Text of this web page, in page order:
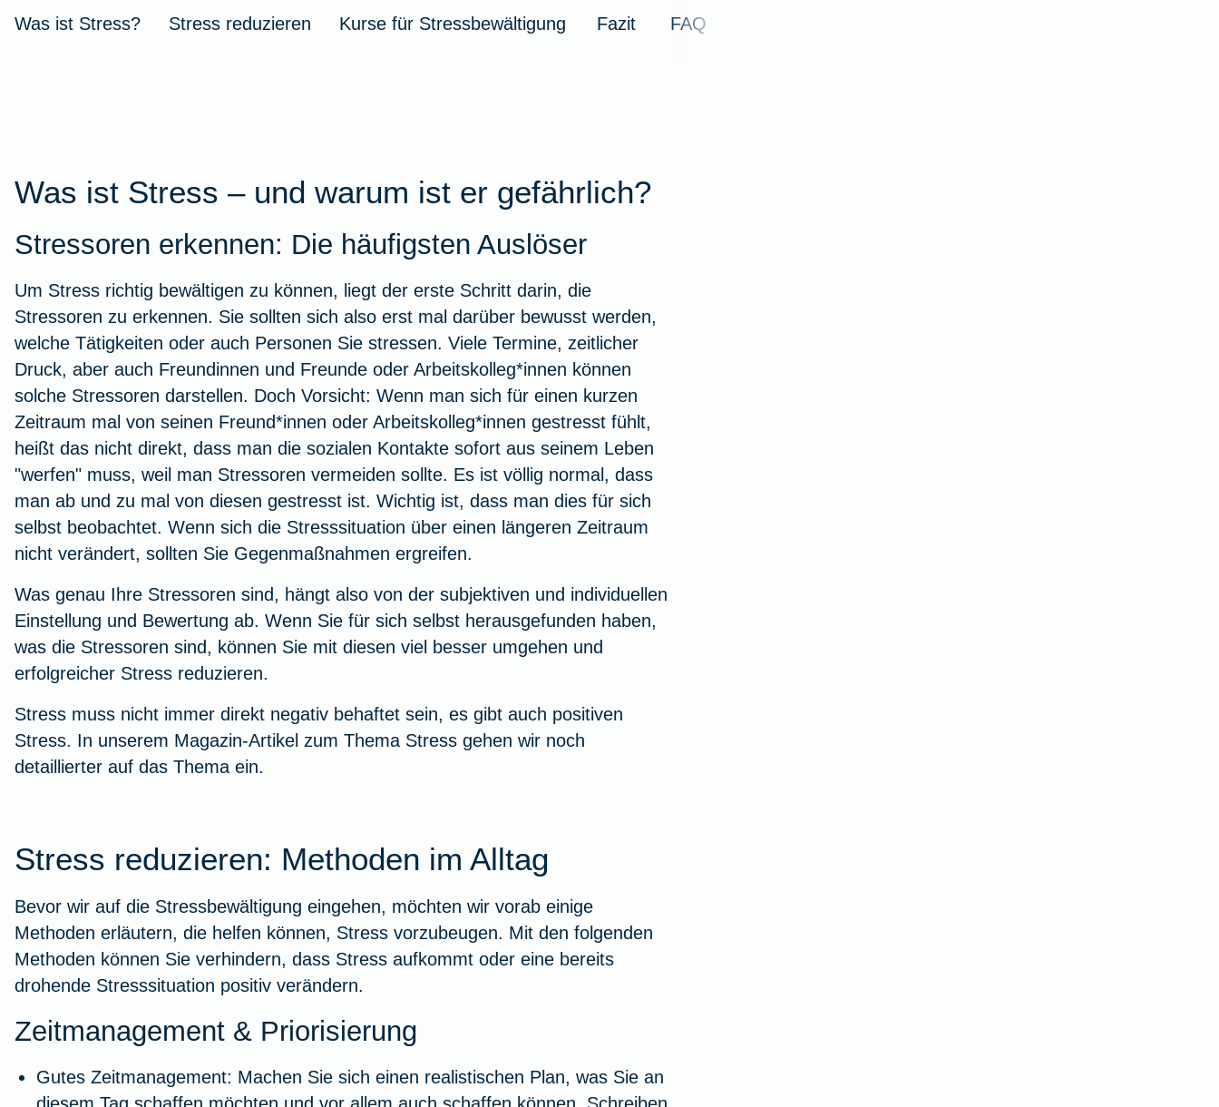
Stressbewältigung
Krankenhaus
Fitness
Eisenmangel
Gesunde Ernährung
Workout im Homeoffice
Zur Artikelübersicht
Urlaub mit Kindern KFZ-Versicherung im Ausland
Wurmkur bei Katzen Insektenschutz für's Pferd
Kindersicherheit im Herbst
Zur Artikelübersicht Zur Artikelübersicht
Was ist Stress? Stress reduzieren Kurse für Stressbewältigung Fazit FAQ
Was ist Stress – und warum ist er gefährlich?
Stressoren erkennen: Die häufigsten Auslöser
Um Stress richtig bewältigen zu können, liegt der erste Schritt darin, die
Stressoren zu erkennen. Sie sollten sich also erst mal darüber bewusst werden,
welche Tätigkeiten oder auch Personen Sie stressen. Viele Termine, zeitlicher
Druck, aber auch Freundinnen und Freunde oder Arbeitskolleg*innen können
solche Stressoren darstellen. Doch Vorsicht: Wenn man sich für einen kurzen
Zeitraum mal von seinen Freund*innen oder Arbeitskolleg*innen gestresst fühlt,
heißt das nicht direkt, dass man die sozialen Kontakte sofort aus seinem Leben
"werfen" muss, weil man Stressoren vermeiden sollte. Es ist völlig normal, dass
man ab und zu mal von diesen gestresst ist. Wichtig ist, dass man dies für sich
selbst beobachtet. Wenn sich die Stresssituation über einen längeren Zeitraum
nicht verändert, sollten Sie Gegenmaßnahmen ergreifen.
Was genau Ihre Stressoren sind, hängt also von der subjektiven und individuellen
Einstellung und Bewertung ab. Wenn Sie für sich selbst herausgefunden haben,
was die Stressoren sind, können Sie mit diesen viel besser umgehen und
erfolgreicher Stress reduzieren.
Stress muss nicht immer direkt negativ behaftet sein, es gibt auch positiven
Stress. In unserem Magazin-Artikel zum Thema Stress gehen wir noch
detaillierter auf das Thema ein.
Stress reduzieren: Methoden im Alltag
Bevor wir auf die Stressbewältigung eingehen, möchten wir vorab einige
Methoden erläutern, die helfen können, Stress vorzubeugen. Mit den folgenden
Methoden können Sie verhindern, dass Stress aufkommt oder eine bereits
drohende Stresssituation positiv verändern.
Zeitmanagement & Priorisierung
Gutes Zeitmanagement: Machen Sie sich einen realistischen Plan, was Sie an